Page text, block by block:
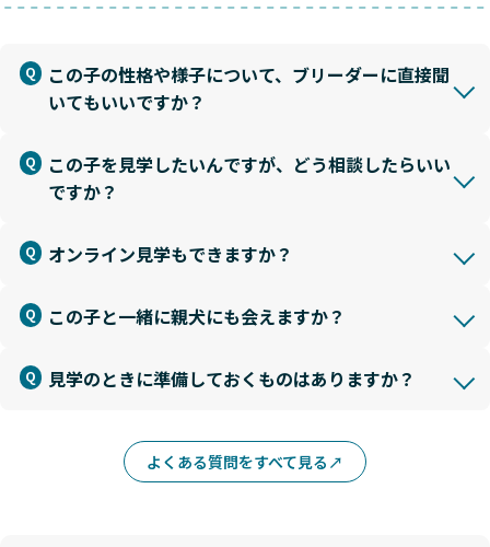
この子の性格や様子について、ブリーダーに直接聞
いてもいいですか？
この子を見学したいんですが、どう相談したらいい
ですか？
オンライン見学もできますか？
この子と一緒に親犬にも会えますか？
見学のときに準備しておくものはありますか？
よくある質問をすべて見る